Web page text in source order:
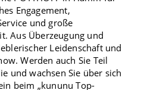
Engagement,
und große
Aus Überzeugung und
Leidenschaft und
Werden auch Sie Teil
und wachsen Sie über sich
beim „kununu Top-